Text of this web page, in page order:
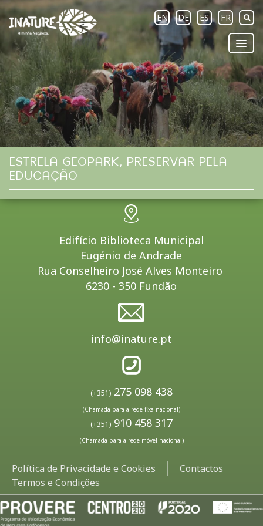
EN DE ES FR
ESTRELA GEOPARK, PRESERVAR PELA
EDUCAÇÃO
Edifício Biblioteca Municipal
Eugénio de Andrade
Rua Conselheiro José Alves Monteiro
6230 - 350 Fundão
info@inature.pt
(+351) 275 098 438
(Chamada para a rede fixa nacional)
(+351) 910 458 317
(Chamada para a rede móvel nacional)
Política de Privacidade e Cookies
Contactos
Termos e Condições